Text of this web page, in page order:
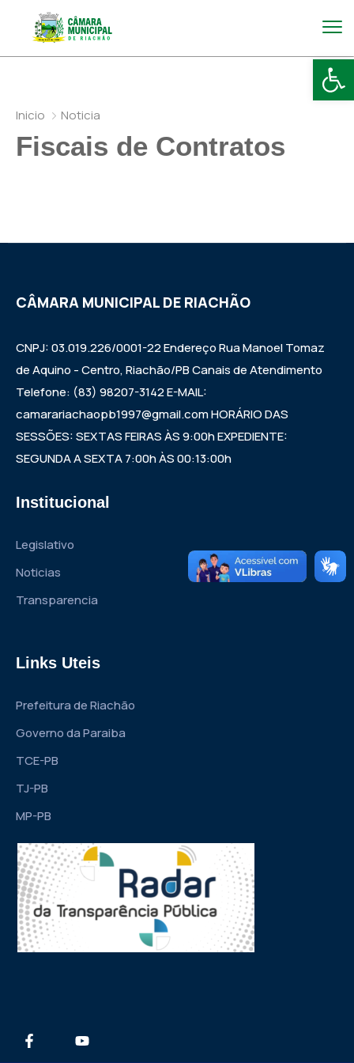
Inicio Noticia
Fiscais de Contratos
CÂMARA MUNICIPAL DE RIACHÃO
CNPJ: 03.019.226/0001-22 Endereço Rua Manoel Tomaz
de Aquino - Centro, Riachão/PB Canais de Atendimento
Telefone: (83) 98207-3142 E-MAIL:
camarariachaopb1997@gmail.com HORÁRIO DAS
SESSÕES: SEXTAS FEIRAS ÀS 9:00h EXPEDIENTE:
SEGUNDA A SEXTA 7:00h ÀS 00:13:00h
Institucional
Legislativo
Noticias
Transparencia
Links Uteis
Prefeitura de Riachão
Governo da Paraiba
TCE-PB
TJ-PB
MP-PB